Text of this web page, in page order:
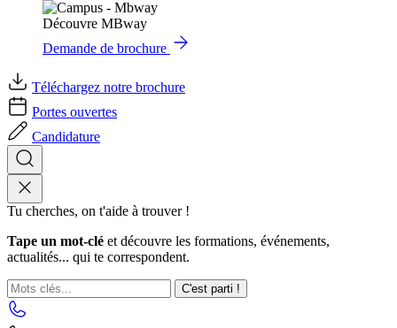
Découvre MBway
Demande de brochure
Téléchargez notre brochure
Portes ouvertes
Candidature
Tu cherches, on t'aide à trouver !
Tape un mot-clé et découvre les formations, événements,
actualités... qui te correspondent.
C'est parti !